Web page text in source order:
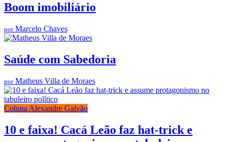
Boom imobiliário
por Marcelo Chaves
Saúde com Sabedoria
por Matheus Villa de Moraes
Coluna Alexandre Galvão
10 e faixa! Cacá Leão faz hat-trick e